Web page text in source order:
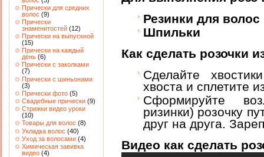
Прически для средних
волос (9)
Прически
знаменитостей (12)
Прически на выпускной
(15)
Прически на каждый
день (6)
Прически с заколками
(7)
Прически с шиньонами
(3)
Прически фото (5)
Свадебные прически (9)
Стрижки видео уроки
(10)
Товары для волос (8)
Укладка волос (40)
Уход за волосами (4)
Химическая завивка
видео (4)
Резинки для волос
Шпильки
Как сделать розочки
Сделайте
хвоста и сплетите
Сформируйте
ризинки) розочку
друг на друга.
Видео как сделать